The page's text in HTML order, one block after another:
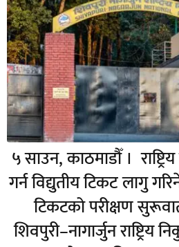
५ साउन, काठमाडौँ ।
गर्न विद्युतीय टिकट लागु
टिकटको परीक्षण
शिवपुरी–नागार्जुन राष्ट्रिय